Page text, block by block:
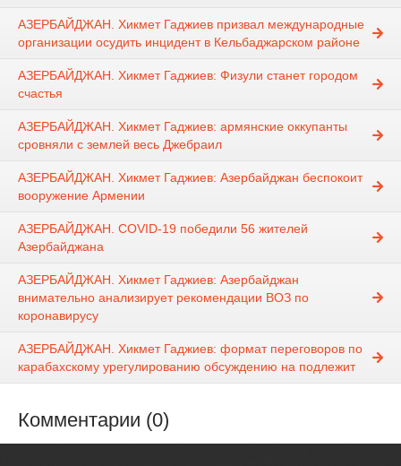
АЗЕРБАЙДЖАН. Хикмет Гаджиев призвал международные
организации осудить инцидент в Кельбаджарском районе
АЗЕРБАЙДЖАН. Хикмет Гаджиев: Физули станет городом
счастья
АЗЕРБАЙДЖАН. Хикмет Гаджиев: армянские оккупанты
сровняли с землей весь Джебраил
АЗЕРБАЙДЖАН. Хикмет Гаджиев: Азербайджан беспокоит
вооружение Армении
АЗЕРБАЙДЖАН. COVID-19 победили 56 жителей
Азербайджана
АЗЕРБАЙДЖАН. Хикмет Гаджиев: Азербайджан
внимательно анализирует рекомендации ВОЗ по
коронавирусу
АЗЕРБАЙДЖАН. Хикмет Гаджиев: формат переговоров по
карабахскому урегулированию обсуждению на подлежит
Комментарии (0)